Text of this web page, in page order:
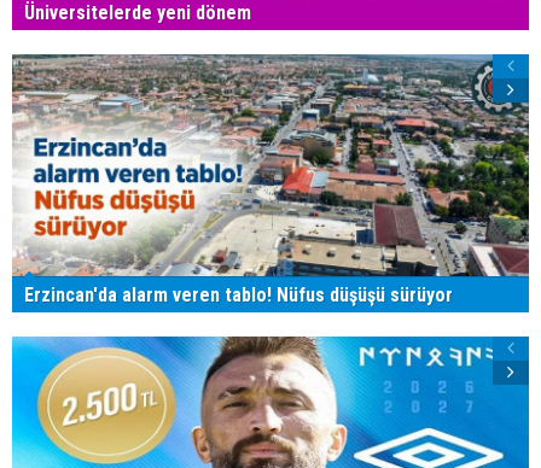
Üniversitelerde yeni dönem
Erzincan'da alarm veren tablo! Nüfus düşüşü sürüyor